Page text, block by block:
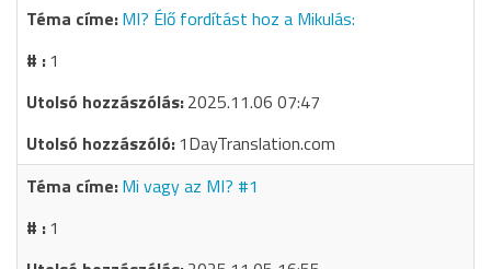
MI? Élő fordítást hoz a Mikulás:
1
2025.11.06 07:47
1DayTranslation.com
Mi vagy az MI? #1
1